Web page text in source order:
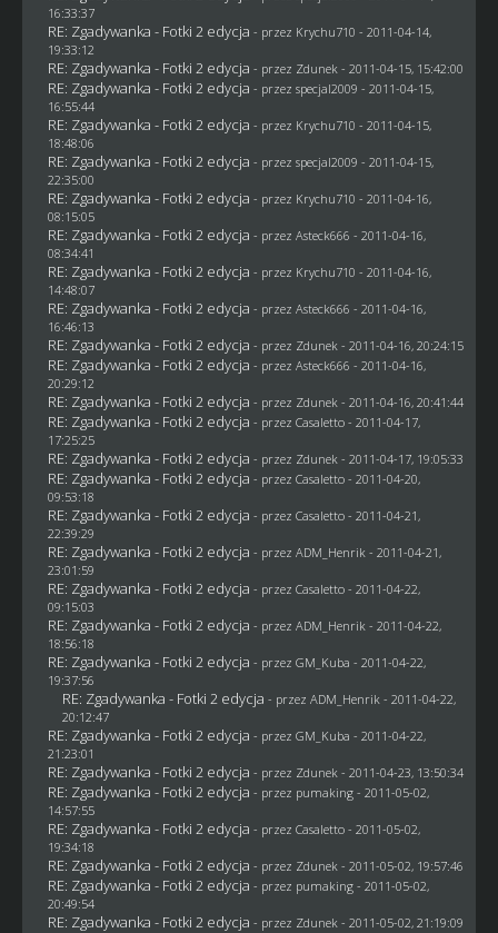
16:33:37
RE: Zgadywanka - Fotki 2 edycja - przez Krychu710 - 2011-04-14,
19:33:12
RE: Zgadywanka - Fotki 2 edycja - przez Zdunek - 2011-04-15, 15:42:00
RE: Zgadywanka - Fotki 2 edycja - przez specjal2009 - 2011-04-15,
16:55:44
RE: Zgadywanka - Fotki 2 edycja - przez Krychu710 - 2011-04-15,
18:48:06
RE: Zgadywanka - Fotki 2 edycja - przez specjal2009 - 2011-04-15,
22:35:00
RE: Zgadywanka - Fotki 2 edycja - przez Krychu710 - 2011-04-16,
08:15:05
RE: Zgadywanka - Fotki 2 edycja - przez Asteck666 - 2011-04-16,
08:34:41
RE: Zgadywanka - Fotki 2 edycja - przez Krychu710 - 2011-04-16,
14:48:07
RE: Zgadywanka - Fotki 2 edycja - przez Asteck666 - 2011-04-16,
16:46:13
RE: Zgadywanka - Fotki 2 edycja - przez Zdunek - 2011-04-16, 20:24:15
RE: Zgadywanka - Fotki 2 edycja - przez Asteck666 - 2011-04-16,
20:29:12
RE: Zgadywanka - Fotki 2 edycja - przez Zdunek - 2011-04-16, 20:41:44
RE: Zgadywanka - Fotki 2 edycja - przez Casaletto- 2011-04-17,
17:25:25
RE: Zgadywanka - Fotki 2 edycja - przez Zdunek - 2011-04-17, 19:05:33
RE: Zgadywanka - Fotki 2 edycja - przez Casaletto- 2011-04-20,
09:53:18
RE: Zgadywanka - Fotki 2 edycja - przez Casaletto- 2011-04-21,
22:39:29
RE: Zgadywanka - Fotki 2 edycja - przez ADM_Henrik - 2011-04-21,
23:01:59
RE: Zgadywanka - Fotki 2 edycja - przez Casaletto- 2011-04-22,
09:15:03
RE: Zgadywanka - Fotki 2 edycja - przez ADM_Henrik - 2011-04-22,
18:56:18
RE: Zgadywanka - Fotki 2 edycja - przez GM_Kuba - 2011-04-22,
19:37:56
RE: Zgadywanka - Fotki 2 edycja - przez ADM_Henrik - 2011-04-22,
20:12:47
RE: Zgadywanka - Fotki 2 edycja - przez GM_Kuba - 2011-04-22,
21:23:01
RE: Zgadywanka - Fotki 2 edycja - przez Zdunek - 2011-04-23, 13:50:34
RE: Zgadywanka - Fotki 2 edycja - przez pumaking- 2011-05-02,
14:57:55
RE: Zgadywanka - Fotki 2 edycja - przez Casaletto- 2011-05-02,
19:34:18
RE: Zgadywanka - Fotki 2 edycja - przez Zdunek - 2011-05-02, 19:57:46
RE: Zgadywanka - Fotki 2 edycja - przez pumaking- 2011-05-02,
20:49:54
RE: Zgadywanka - Fotki 2 edycja - przez Zdunek - 2011-05-02, 21:19:09